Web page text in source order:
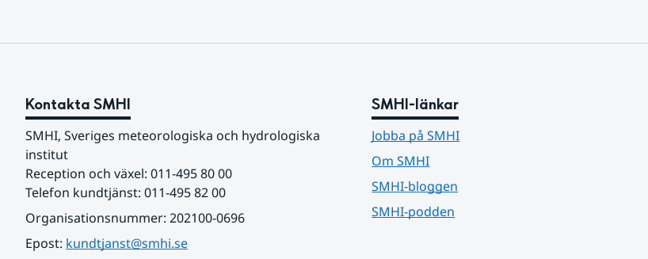
Kontakta SMHI
SMHI, Sveriges meteorologiska och hydrologiska
institut
Reception och växel: 011-495 80 00
Telefon kundtjänst: 011-495 82 00
Organisationsnummer: 202100-0696
Epost: kundtjanst@smhi.se
SMHI-länkar
Jobba på SMHI
Om SMHI
SMHI-bloggen
SMHI-podden